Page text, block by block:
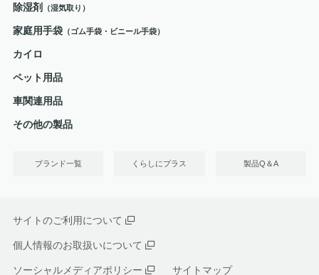
除湿剤 （湿気取り）
家庭用手袋（ゴム手袋・ビニール手袋）
カイロ
ペット用品
車関連用品
その他の製品
ブランド一覧 くらしにプラス 製品Q＆A
サイトのご利用について
個人情報のお取扱いについて
ソーシャルメディアポリシー サイトマップ